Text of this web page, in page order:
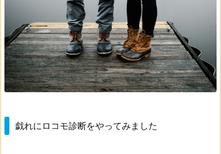
戯れにロコモ診断をやってみました